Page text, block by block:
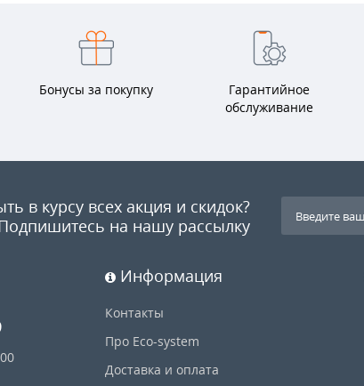
Бонусы за покупку
Гарантийное
обслуживание
в курсу всех акция и скидок?
на нашу рассылку
Информация
Контакты
Про Eco-system
Доставка и оплата